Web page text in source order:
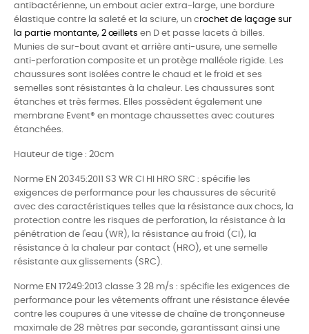
antibactérienne, un embout acier extra-large, une bordure
élastique contre la saleté et la sciure, un crochet de laçage sur
la partie montante, 2 œillets en D et passe lacets à billes.
Munies de sur-bout avant et arrière anti-usure, une semelle
anti-perforation composite et un protège malléole rigide. Les
chaussures sont isolées contre le chaud et le froid et ses
semelles sont résistantes à la chaleur. Les chaussures sont
étanches et très fermes. Elles possèdent également une
membrane Event® en montage chaussettes avec coutures
étanchées.
Hauteur de tige : 20cm
Norme EN 20345:2011 S3 WR CI HI HRO SRC : spécifie les
exigences de performance pour les chaussures de sécurité
avec des caractéristiques telles que la résistance aux chocs, la
protection contre les risques de perforation, la résistance à la
pénétration de l'eau (WR), la résistance au froid (CI), la
résistance à la chaleur par contact (HRO), et une semelle
résistante aux glissements (SRC).
Norme EN 17249:2013 classe 3 28 m/s : spécifie les exigences de
performance pour les vêtements offrant une résistance élevée
contre les coupures à une vitesse de chaîne de tronçonneuse
maximale de 28 mètres par seconde, garantissant ainsi une